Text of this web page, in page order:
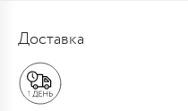
Доставка